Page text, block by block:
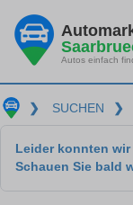
Autos einfach
❯ SUCHEN ❯
Leider konnten
Schauen Sie bald